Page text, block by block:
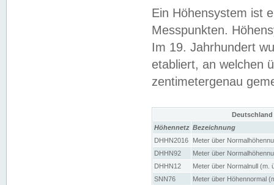
Ein Höhensystem ist
Messpunkten.
Im 19. Jahrhundert
etabliert, an welchen
zentimetergenau
Höhennetz Bezeichnung
DHHN2016
Meter über
DHHN92
Meter über
DHHN12
Meter über Normalnull (m.
SNN76
Meter über Höhennormal